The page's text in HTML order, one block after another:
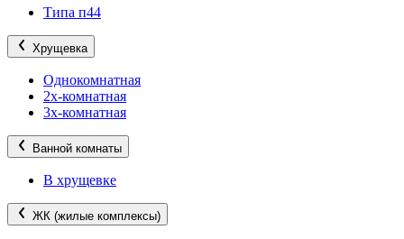
Типа п44
Хрущевка
Однокомнатная
2х-комнатная
3х-комнатная
Ванной комнаты
В хрущевке
ЖК (жилые комплексы)